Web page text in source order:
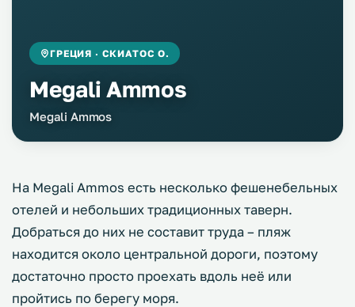
ГРЕЦИЯ · СКИАТОС О.
Megali Ammos
Megali Ammos
На Megali Ammos есть несколько фешенебельных
отелей и небольших традиционных таверн.
Добраться до них не составит труда – пляж
находится около центральной дороги, поэтому
достаточно просто проехать вдоль неё или
пройтись по берегу моря.